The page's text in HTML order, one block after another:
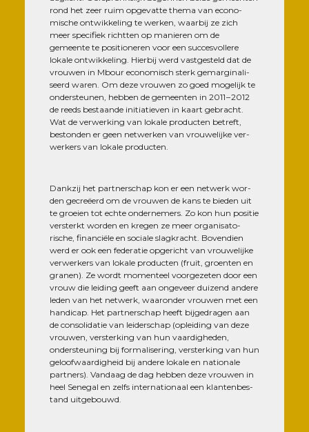
rond het zeer ruim opge­vatte the­ma van eco­no­
mische ont­wik­ke­ling te wer­ken, waar­bij ze zich
meer spe­ci­fiek richt­ten op manie­ren om de
gemeente te posi­tio­ne­ren voor een suc­ces­vol­lere
lokale ont­wik­ke­ling. Hier­bij werd vast­ges­teld dat de
vrou­wen in Mbour eco­no­misch sterk gemar­gi­na­li­
seerd waren. Om deze vrou­wen zo goed moge­lijk te
onders­teu­nen, heb­ben de gemeen­ten in 2011 – 2012
de reeds bes­taande ini­tia­tie­ven in kaart gebracht.
Wat de ver­wer­king van lokale pro­duc­ten betreft,
bes­ton­den er geen net­wer­ken van vrou­we­lijke ver­
wer­kers van lokale producten.
Dank­zij het part­ner­schap kon er een net­werk wor­
den gecreëerd om de vrou­wen de kans te bie­den uit
te groeien tot echte onder­ne­mers. Zo kon hun posi­tie
vers­terkt wor­den en kre­gen ze meer orga­ni­sa­to­
rische, finan­ciële en sociale slag­kracht. Boven­dien
werd er ook een fede­ra­tie opge­richt van vrou­we­lijke
ver­wer­kers van lokale pro­duc­ten (fruit, groen­ten en
gra­nen). Ze wordt momen­teel voor­ge­ze­ten door een
vrouw die lei­ding geeft aan onge­veer dui­zend andere
leden van het net­werk, waa­ron­der vrou­wen met een
han­di­cap. Het part­ner­schap heeft bij­ge­dra­gen aan
de conso­li­da­tie van lei­der­schap (oplei­ding van deze
vrou­wen, vers­ter­king van hun vaar­di­ghe­den,
onders­teu­ning bij for­ma­li­se­ring, vers­ter­king van hun
geloof­waar­di­gheid bij andere lokale en natio­nale
part­ners). Van­daag de dag heb­ben deze vrou­wen in
heel Sene­gal en zelfs inter­na­tio­naal een klan­ten­bes­
tand uitgebouwd.